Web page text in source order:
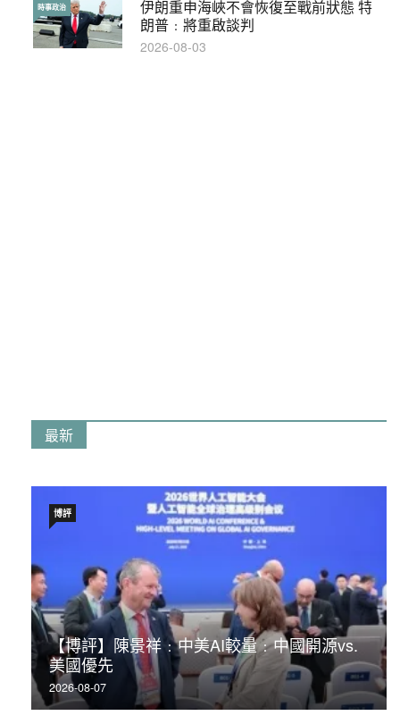
伊朗重申海峽不會恢復至戰前狀態 特
朗普﹕將重啟談判
時事政治
2026-08-03
【輕百科】甚麼按摩院要領牌？顧客涉
及刑責嗎？
輕百科
2021-05-13
最新
【博評】陳景祥﹕中美AI較量﹕中國開源vs.
美國優先
2026-08-07
博評